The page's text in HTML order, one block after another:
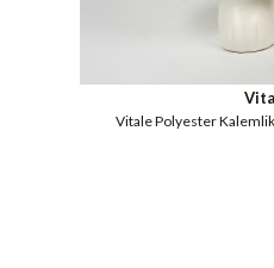
Vitale Polyester